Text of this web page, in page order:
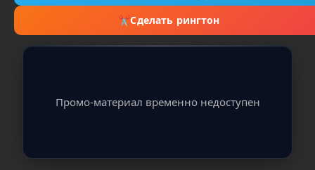
✂Сделать рингтон
Промо-материал временно недоступен